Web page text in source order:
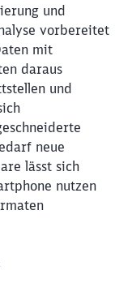
und
vorbereitet
mit
daraus
und
neue
lässt sich
nutzen